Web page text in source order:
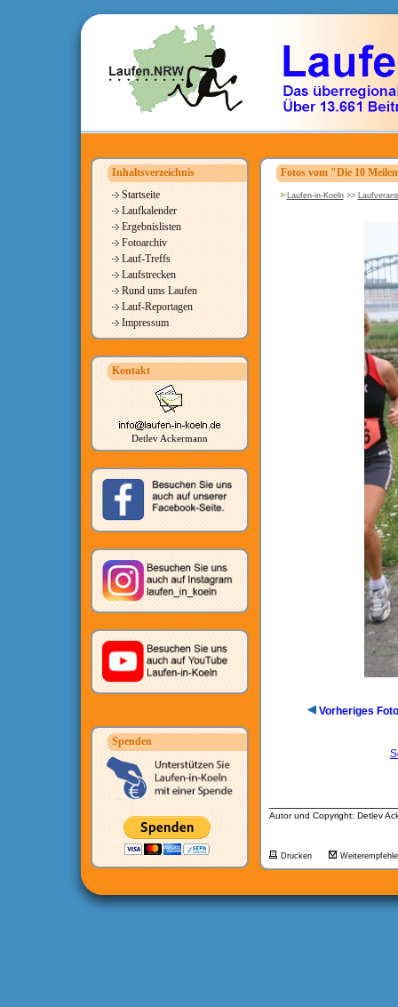
Inhaltsverzeichnis
Startseite
Laufkalender
Ergebnislisten
Fotoarchiv
Lauf-Treffs
Laufstrecken
Rund ums Laufen
Lauf-Reportagen
Impressum
Kontakt
Detlev Ackermann
Spenden
Fotos vom "Die 10
Laufen-in-Koeln>>
Vorheriges Foto
Autor und Copyright: Detlev
Drucken